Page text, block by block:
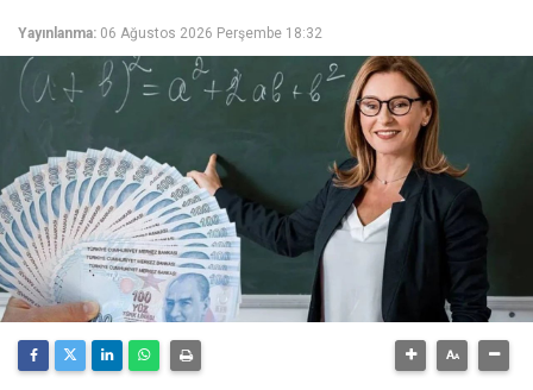
Yayınlanma: 06 Ağustos 2026 Perşembe 18:32